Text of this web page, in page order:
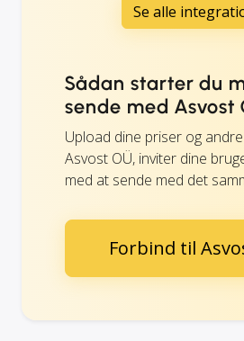
Se alle
Sådan starter du
sende med Asvost
Upload dine priser og
Asvost OÜ, inviter dine
med at sende med det
Forbind til